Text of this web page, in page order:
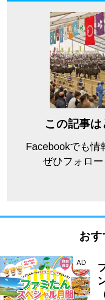
この記事
Facebookでも情
ぜひフォロー
お
AD